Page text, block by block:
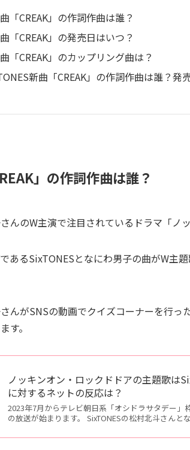
「CREAK」の作詞作曲は誰？
「CREAK」の発売日はいつ？
「CREAK」のカップリング曲は？
新曲「CREAK」の作詞作曲は誰？発
」の作詞作曲は誰？
んのW主演で注目されているドラマ「ノ
あるSixTONESとなにわ男子の曲がW主
んがSNSの動画でクイズコーナーを行っ
す。
ノッキンオン・ロックドドアの主題歌は
に対するネットの反応は？
2023年7月からテレビ朝日系「オシドラサタデー」
の放送が始まります。 SixTONESの松村北斗さん